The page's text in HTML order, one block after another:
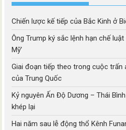
Chiến lược kế tiếp của Bắc Kinh ở
Ông Trump ký sắc lệnh hạn chế luật
Mỹ’
Giai đoạn tiếp theo trong cuộc
của Trung Quốc
Kỷ nguyên Ấn Độ Dương – Thái
khép lại
Hai năm sau lễ động thổ Kênh